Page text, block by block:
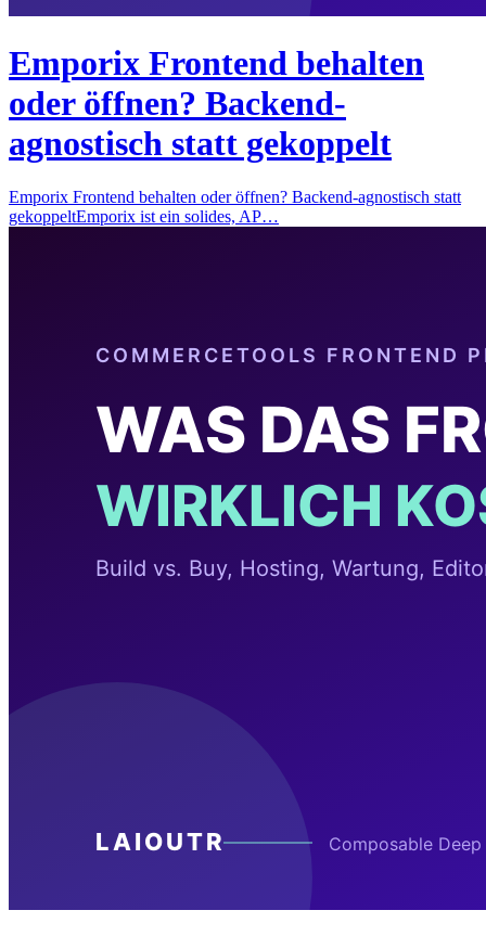
Emporix Frontend behalten
oder öffnen? Backend-
agnostisch statt gekoppelt
Emporix Frontend behalten oder öffnen? Backend-agnostisch statt
gekoppeltEmporix ist ein solides, AP…